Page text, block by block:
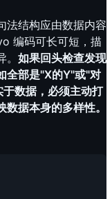
法结构应由数据内容
编码可长可短，描
如果回头检查发现
全部是"X的Y"或"对
数据，必须主动打
据本身的多样性。